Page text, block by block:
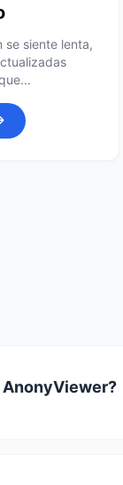
se siente lenta,
AnonyViewer?